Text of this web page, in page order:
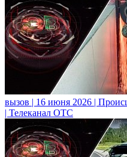
вызов | 16 июня 2026 |
| Телеканал ОТС